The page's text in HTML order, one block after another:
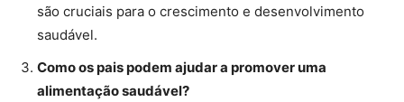
são cruciais para o crescimento e desenvolvimento
saudável.
Como os pais podem ajudar a promover uma
alimentação saudável?